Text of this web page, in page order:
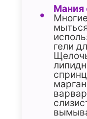
Мания
гели